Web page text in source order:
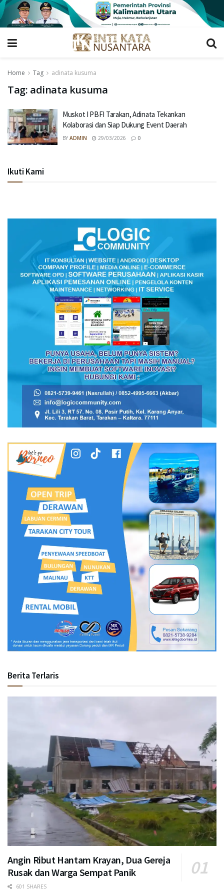
Home Tag adinata kusuma
Tag: adinata kusuma
Muskot I PBFI Tarakan, Adinata Tekankan
Kolaborasi dan Siap Dukung Event Daerah
BY ADMIN 29/03/2026 0
Ikuti Kami
Berita Terlaris
Angin Ribut Hantam Krayan, Dua Gereja
Rusak dan Warga Sempat Panik
601 SHARES